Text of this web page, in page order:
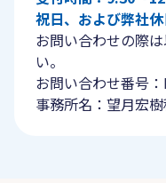
祝日、および弊社休
お問い合わせの際
い。
お問い合わせ番号
事務所名：望月宏